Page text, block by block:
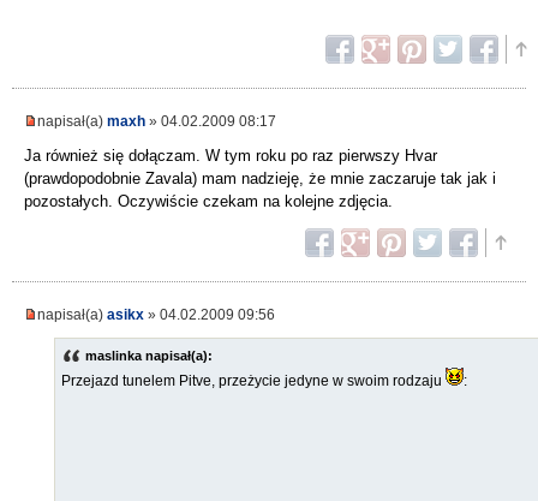
napisał(a) maxh » 04.02.2009 08:17
Ja również się dołączam. W tym roku po raz pierwszy Hvar
(prawdopodobnie Zavala) mam nadzieję, że mnie zaczaruje tak jak i
pozostałych. Oczywiście czekam na kolejne zdjęcia.
napisał(a) asikx » 04.02.2009 09:56
maslinka napisał(a):
Przejazd tunelem Pitve, przeżycie jedyne w swoim rodzaju :